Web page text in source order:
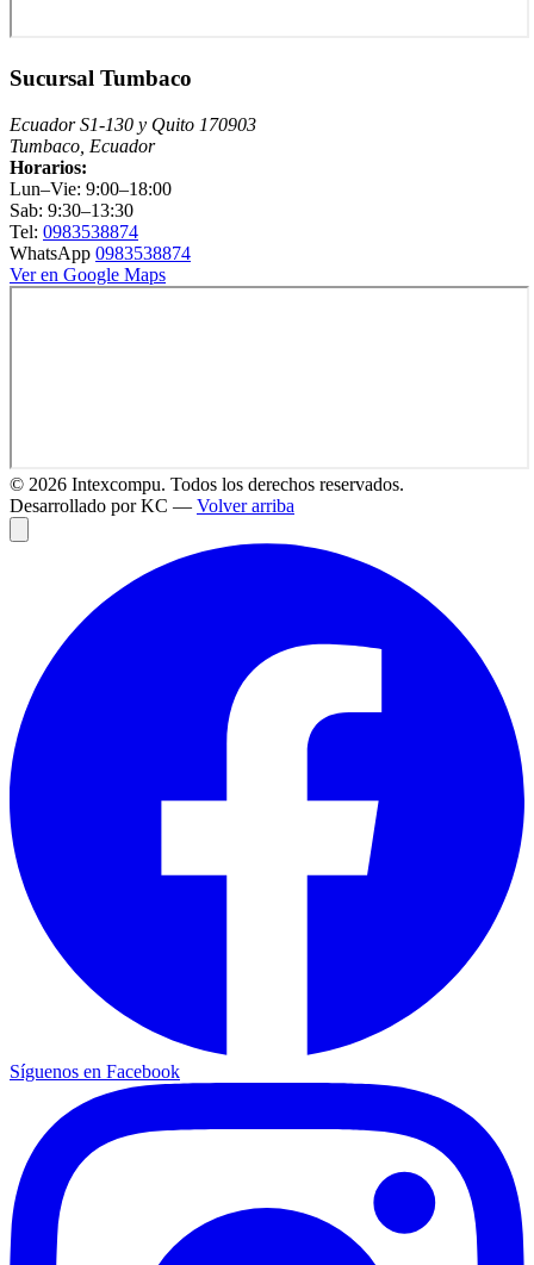
Sucursal Tumbaco
Ecuador S1-130 y Quito 170903
Tumbaco, Ecuador
Horarios:
Lun–Vie: 9:00–18:00
Sab: 9:30–13:30
Tel: 0983538874
WhatsApp 0983538874
Ver en Google Maps
© 2026 Intexcompu. Todos los derechos reservados.
Desarrollado por KC — Volver arriba
Síguenos en Facebook